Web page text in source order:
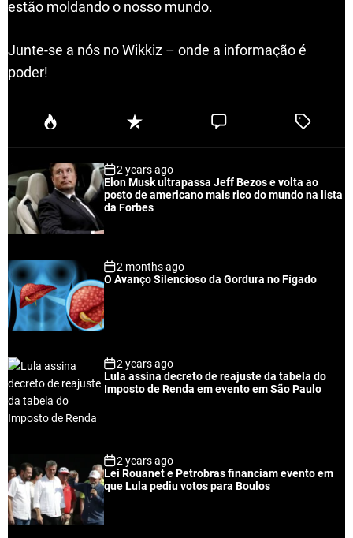
estão moldando o nosso mundo.
Junte-se a nós no Wikkiz – onde a informação é
poder!
P
u
a
r
R
e
n
t
C
e
T
e
2 years ago
Elon Musk ultrapassa Jeff Bezos e volta ao
posto de americano mais rico do mundo na lista
da Forbes
2 months ago
O Avanço Silencioso da Gordura no Fígado
2 years ago
Lula assina decreto de reajuste da tabela do
Imposto de Renda em evento em São Paulo
2 years ago
Lei Rouanet e Petrobras financiam evento em
que Lula pediu votos para Boulos